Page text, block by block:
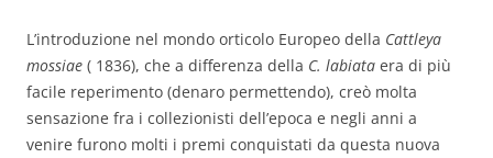
L’introduzione nel mondo orticolo Europeo della Cattleya
mossiae ( 1836), che a differenza della C. labiata era di più
facile reperimento (denaro permettendo), creò molta
sensazione fra i collezionisti dell’epoca e negli anni a
venire furono molti i premi conquistati da questa nuova